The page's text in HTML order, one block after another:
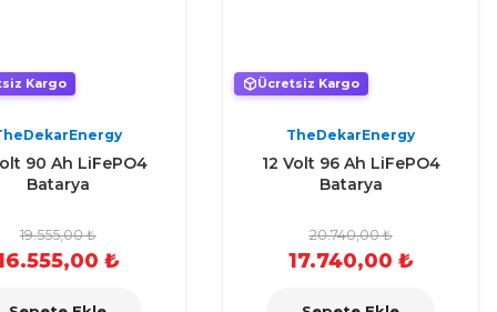
Kargo
90 Ah LiFePO4
Batarya
19.555,00 ₺
₺
Ücretsiz Kargo
TheDekarEnergy
12 Volt 96 Ah LiFePO4
Batarya
20.740,00 ₺
17.740,00 ₺